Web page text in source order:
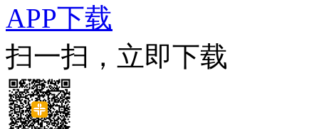
APP下载
扫一扫，立即下载